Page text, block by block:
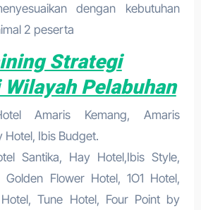
dengan kebutuhan
2 peserta
Strategi
Pelabuhan
Amaris Kemang, Amaris
Hotel, Ibis Budget.
Santika, Hay Hotel,Ibis Style,
Golden Flower Hotel, 1O1 Hotel,
Tune Hotel, Four Point by